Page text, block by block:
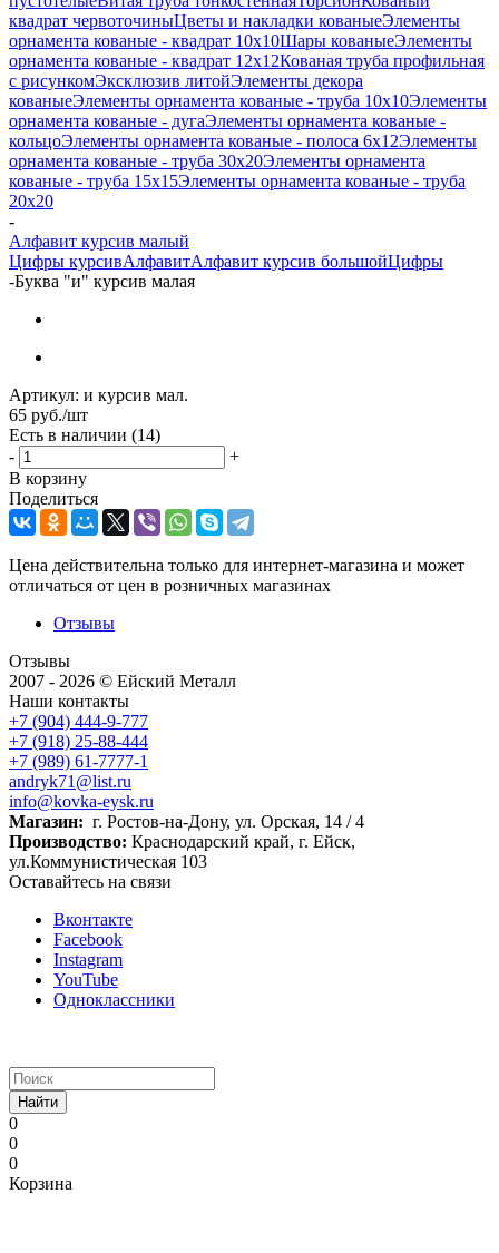
квадрат червоточиныЦветы и накладки кованыеЭлементы
орнамента кованые - квадрат 10х10Шары кованыеЭлементы
орнамента кованые - квадрат 12х12Кованая труба профильная
с рисункомЭксклюзив литойЭлементы декора
кованыеЭлементы орнамента кованые - труба 10х10Элементы
орнамента кованые - дугаЭлементы орнамента кованые -
кольцоЭлементы орнамента кованые - полоса 6х12Элементы
орнамента кованые - труба 30х20Элементы орнамента
кованые - труба 15х15Элементы орнамента кованые - труба
20х20
-
Алфавит курсив малый
Цифры курсивАлфавитАлфавит курсив большойЦифры
-Буква "и" курсив малая
Артикул: и курсив мал.
65 руб./шт
Есть в наличии (14)
-
+
В корзину
Поделиться
Цена действительна только для интернет-магазина и может
отличаться от цен в розничных магазинах
Отзывы
Отзывы
2007 - 2026 © Ейский Металл
Наши контакты
+7 (904) 444-9-777
+7 (918) 25-88-444
+7 (989) 61-7777-1
andryk71@list.ru
info@kovka-eysk.ru
Магазин: г. Ростов-на-Дону, ул. Орская, 14 / 4
Производство: Краснодарский край, г. Ейск,
ул.Коммунистическая 103
Оставайтесь на связи
Вконтакте
Facebook
Instagram
YouTube
Одноклассники
Найти
0
0
0
Корзина